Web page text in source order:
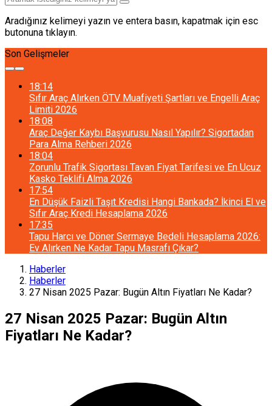
Aradığınız kelimeyi yazın ve entera basın, kapatmak için esc
butonuna tıklayın.
Son Gelişmeler
18:14
Sıfır Araç Alırken ÖTV Muafiyeti Şartları ve Engelli Araç
Limiti 2026
18:08
Araç Değer Kaybı Başvurusu Nasıl Yapılır? Sigortadan
Para Alma Rehberi 2026
18:04
Zorunlu Trafik Sigortası Tavan Fiyat Tarifesi ve En Ucuz
Kasko Teklifi Alma 2026
17:54
En Düşük Faizli Taşıt Kredisi Hangi Bankada? İkinci El ve
Sıfır Araç Kredi Hesaplama 2026
17:35
Tapu Harcı ve Döner Sermaye Bedeli Hesaplama 2026:
Ev Alırken Ne Kadar Tapu Masrafı Çıkar?
Haberler
Haberler
27 Nisan 2025 Pazar: Bugün Altın Fiyatları Ne Kadar?
27 Nisan 2025 Pazar: Bugün Altın
Fiyatları Ne Kadar?